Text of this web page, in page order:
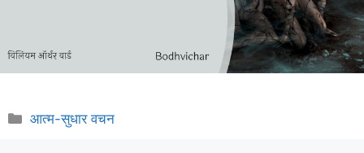
Categories
आत्म-सुधार वचन